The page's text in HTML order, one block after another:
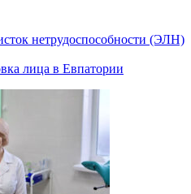
нетрудоспособности (ЭЛН)
лица в Евпатории